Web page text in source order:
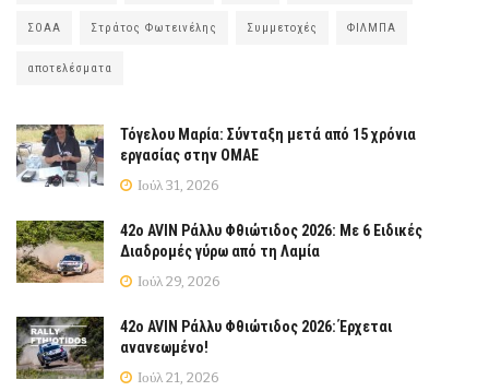
ΣΟΑΑ Στράτος Φωτεινέλης Συμμετοχές ΦΙΛΜΠΑ
αποτελέσματα
Τόγελου Μαρία: Σύνταξη μετά από 15 χρόνια
εργασίας στην ΟΜΑΕ
Ιούλ 31, 2026
42ο AVIN Ράλλυ Φθιώτιδος 2026: Με 6 Ειδικές
Διαδρομές γύρω από τη Λαμία
Ιούλ 29, 2026
42ο AVIN Ράλλυ Φθιώτιδος 2026: Έρχεται
ανανεωμένο!
Ιούλ 21, 2026